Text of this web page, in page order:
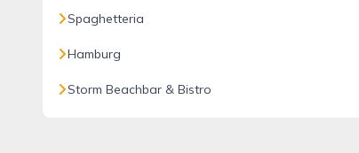
Spaghetteria
Hamburg
Storm Beachbar & Bistro